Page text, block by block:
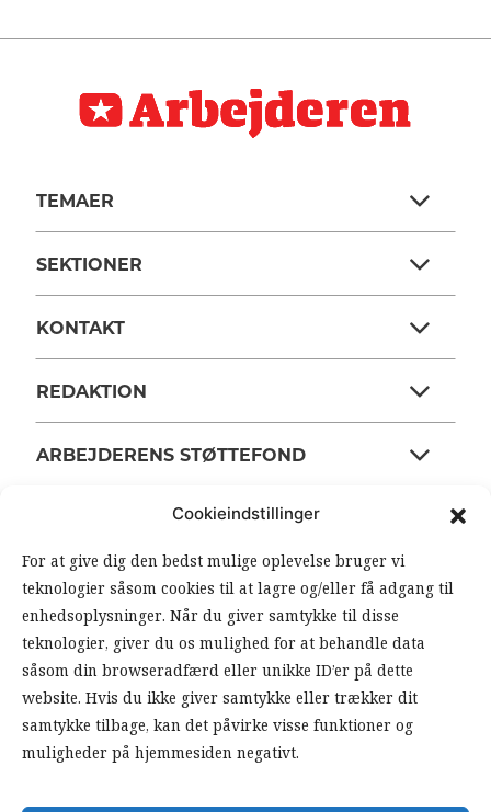
Cookieindstillinger
For at give dig den bedst mulige oplevelse bruger vi
teknologier såsom cookies til at lagre og/eller få adgang til
enhedsoplysninger. Når du giver samtykke til disse
teknologier, giver du os mulighed for at behandle data
såsom din browseradfærd eller unikke ID’er på dette
website. Hvis du ikke giver samtykke eller trækker dit
samtykke tilbage, kan det påvirke visse funktioner og
muligheder på hjemmesiden negativt.
TEMAER
SEKTIONER
KONTAKT
REDAKTION
ARBEJDERENS STØTTEFOND
ANSVARSHAVENDE REDAKTØR
OM ARBEJDEREN
SOUNDCLOUD RSS FEEDS
FØLG ARBEJDEREN